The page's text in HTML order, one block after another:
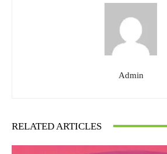
Admin
RELATED ARTICLES